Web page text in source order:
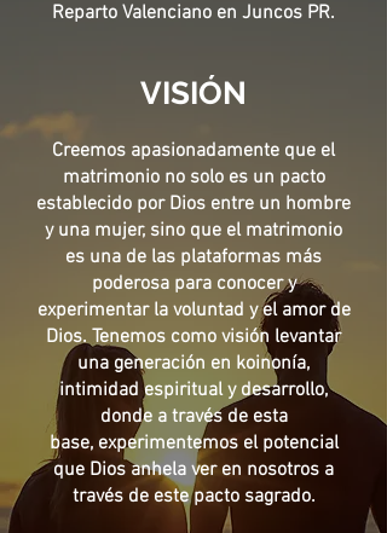
Reparto Valenciano en Juncos PR.
VISIÓN
Creemos apasionadamente que el
matrimonio no solo es un pacto
establecido por Dios entre un hombre
y una mujer, sino que el matrimonio
es una de las plataformas más
poderosa para conocer y
experimentar la voluntad y el amor de
Dios. Tenemos como visión levantar
una generación en koinonía,
intimidad espiritual y desarrollo,
donde a través de esta
base, experimentemos el potencial
que Dios anhela ver en nosotros a
través de este pacto sagrado.